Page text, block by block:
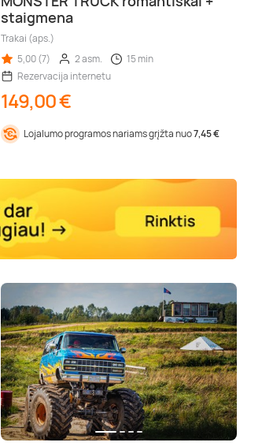
staigmena
Trakai (aps.)
5,00 (7)
2 asm.
15 min
Rezervacija internetu
149,00 €
Lojalumo programos nariams grįžta nuo7,45 €